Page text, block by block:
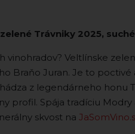
Trávniky 2025, suché
vinohradov? Veltlínske
Braňo Juran. Je to poctivé
z legendárneho honu
profil. Spája tradíciu Modry
skvost na